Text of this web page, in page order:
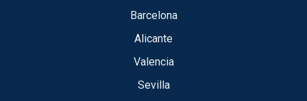
Barcelona
Alicante
Valencia
Sevilla